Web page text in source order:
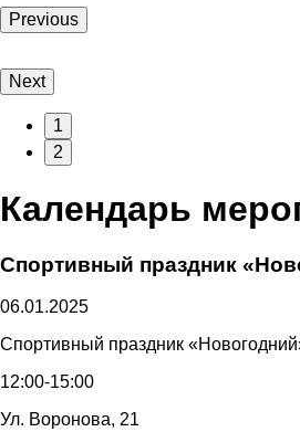
Previous
Next
1
2
Календарь
Спортивный праздник
06.01.2025
Спортивный праздник
12:00-15:00
Ул. Воронова, 21